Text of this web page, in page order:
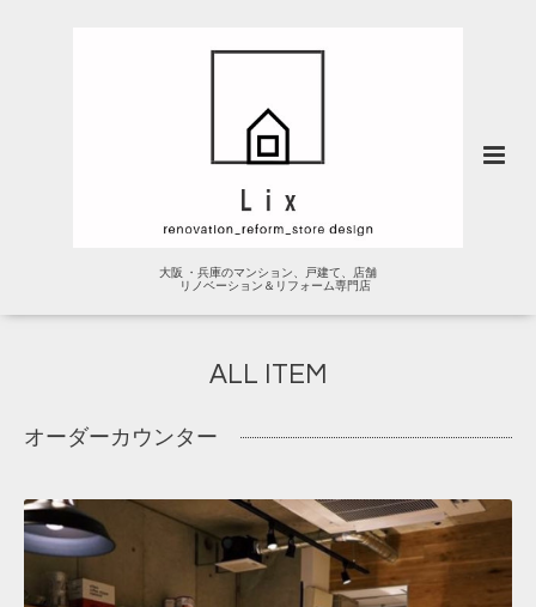
大阪 ・兵庫のマンション、戸建て、店舗
リノベーション＆リフォーム専門店
ALL ITEM
オーダーカウンター